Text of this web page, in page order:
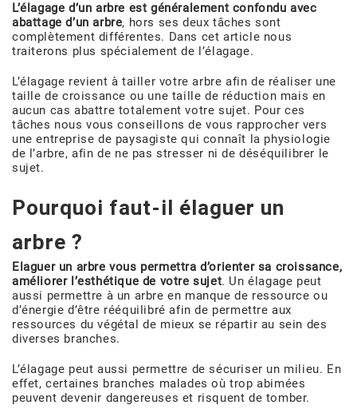
L’élagage d’un arbre est généralement confondu avec
abattage d’un arbre, hors ses deux tâches sont
complètement différentes. Dans cet article nous
traiterons plus spécialement de l’élagage.
L’élagage revient à tailler votre arbre afin de réaliser une
taille de croissance ou une taille de réduction mais en
aucun cas abattre totalement votre sujet. Pour ces
tâches nous vous conseillons de vous rapprocher vers
une entreprise de paysagiste qui connaît la physiologie
de l’arbre, afin de ne pas stresser ni de déséquilibrer le
sujet.
Pourquoi faut-il élaguer un
arbre ?
Elaguer un arbre vous permettra d’orienter sa croissance,
améliorer l’esthétique de votre sujet. Un élagage peut
aussi permettre à un arbre en manque de ressource ou
d’énergie d’être rééquilibré afin de permettre aux
ressources du végétal de mieux se répartir au sein des
diverses branches.
L’élagage peut aussi permettre de sécuriser un milieu. En
effet, certaines branches malades où trop abimées
peuvent devenir dangereuses et risquent de tomber.